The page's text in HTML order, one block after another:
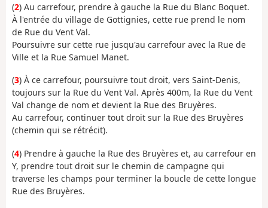
(2) Au carrefour, prendre à gauche la Rue du Blanc Boquet.
À l'entrée du village de Gottignies, cette rue prend le nom
de Rue du Vent Val.
Poursuivre sur cette rue jusqu'au carrefour avec la Rue de
Ville et la Rue Samuel Manet.
(3) À ce carrefour, poursuivre tout droit, vers Saint-Denis,
toujours sur la Rue du Vent Val. Après 400m, la Rue du Vent
Val change de nom et devient la Rue des Bruyères.
Au carrefour, continuer tout droit sur la Rue des Bruyères
(chemin qui se rétrécit).
(4) Prendre à gauche la Rue des Bruyères et, au carrefour en
Y, prendre tout droit sur le chemin de campagne qui
traverse les champs pour terminer la boucle de cette longue
Rue des Bruyères.